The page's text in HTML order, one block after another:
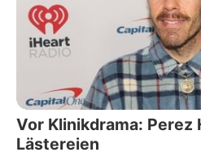
Vor Klinikdrama:
Lästereien